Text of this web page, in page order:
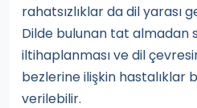
rahatsızlıklar da dil yarası
Dilde bulunan tat almadan
iltihaplanması ve dil
bezlerine ilişkin hastalıklar
verilebilir.